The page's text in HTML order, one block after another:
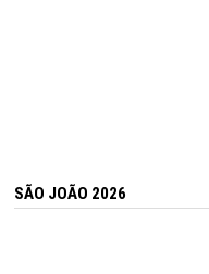
SÃO JOÃO 2026